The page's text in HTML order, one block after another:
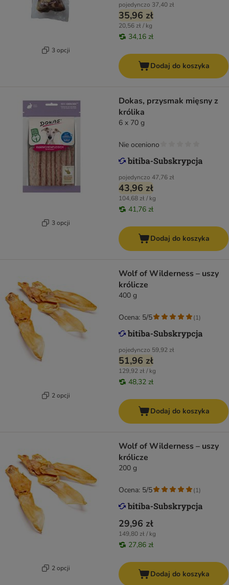
3 opcji
pojedynczo 37,40 zł
35,96 zł
20,56 zł / kg
34,16 zł
Dodaj do koszyka
3 opcji
Dokas, przysmak mięsny z
królika
6 x 70 g
pojedynczo 47,76 zł
43,96 zł
104,68 zł / kg
41,76 zł
Nie oceniono
Dodaj do koszyka
2 opcji
Wolf of Wilderness – uszy
królicze
400 g
pojedynczo 59,92 zł
51,96 zł
129,92 zł / kg
48,32 zł
Ocena: 5/5 (1)
Dodaj do koszyka
2 opcji
Wolf of Wilderness – uszy
królicze
200 g
29,96 zł
149,80 zł / kg
27,86 zł
Ocena: 5/5 (1)
Dodaj do koszyka